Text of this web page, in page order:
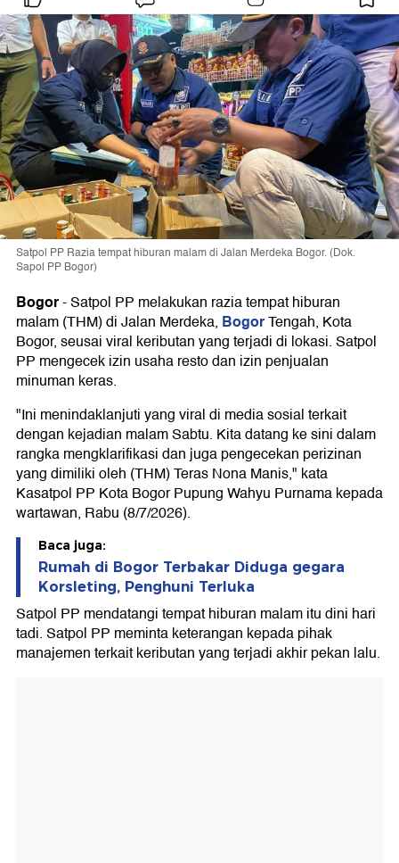
Satpol PP Razia tempat hiburan malam di Jalan Merdeka Bogor. (Dok.
Sapol PP Bogor)
Bogor-Satpol PP melakukan razia tempat hiburan
malam (THM) di Jalan Merdeka, BogorTengah, Kota
Bogor, seusai viral keributan yang terjadi di lokasi. Satpol
PP mengecek izin usaha resto dan izin penjualan
minuman keras.
"Ini menindaklanjuti yang viral di media sosial terkait
dengan kejadian malam Sabtu. Kita datang ke sini dalam
rangka mengklarifikasi dan juga pengecekan perizinan
yang dimiliki oleh (THM) Teras Nona Manis," kata
Kasatpol PP Kota Bogor Pupung Wahyu Purnama kepada
wartawan, Rabu (8/7/2026).
Baca juga:
Rumah di Bogor Terbakar Diduga gegara
Korsleting, Penghuni Terluka
Satpol PP mendatangi tempat hiburan malam itu dini hari
tadi. Satpol PP meminta keterangan kepada pihak
manajemen terkait keributan yang terjadi akhir pekan lalu.